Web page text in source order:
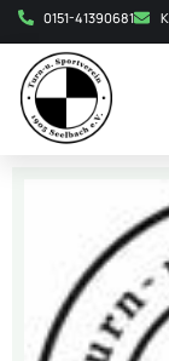
0151-41390681